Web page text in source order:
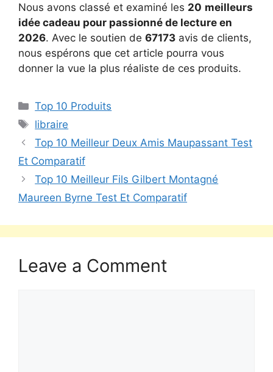
Nous avons classé et examiné les 20 meilleurs
idée cadeau pour passionné de lecture en
2026. Avec le soutien de 67173 avis de clients,
nous espérons que cet article pourra vous
donner la vue la plus réaliste de ces produits.
Top 10 Produits
libraire
Top 10 Meilleur Deux Amis Maupassant Test
Et Comparatif
Top 10 Meilleur Fils Gilbert Montagné
Maureen Byrne Test Et Comparatif
Leave a Comment